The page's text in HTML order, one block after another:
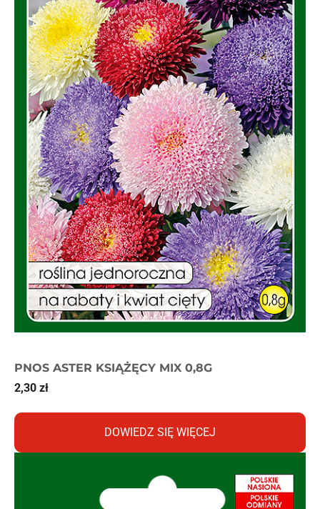
PNOS ASTER KSIĄŻĘCY MIX 0,8G
2,30 zł
DOWIEDZ SIĘ WIĘCEJ